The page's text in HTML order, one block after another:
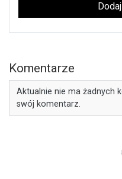
Komentarze
Aktualnie nie ma żadnych
swój komentarz.